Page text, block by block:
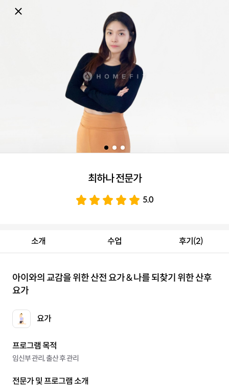
소개 수업 후기(2)
아이와의 교감을 위한 산전 요가 & 나를 되찾기 위한 산후
요가
요가
프로그램 목적
임신부 관리, 출산 후 관리
전문가 및 프로그램 소개
최하나 전문가
5.0